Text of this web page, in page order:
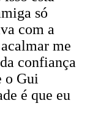
só
com a
me
confiança
o Gui
é que eu